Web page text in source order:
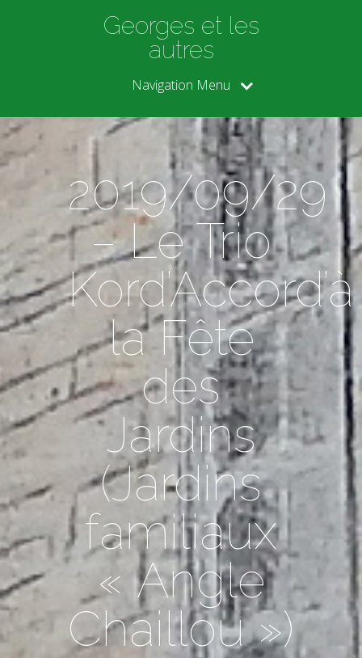
Georges et les
autres
Navigation Menu
2019/09/29
– Le Trio
Kord’Accord’à
la Fête
des
Jardins
(Jardins
familiaux
« Angle
Chaillou »)